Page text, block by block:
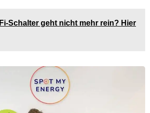
Fi-Schalter geht nicht mehr rein? Hier